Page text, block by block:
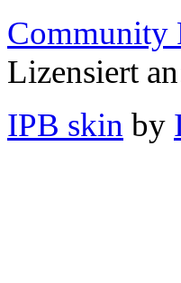
Community
Lizensiert
IPB skin by